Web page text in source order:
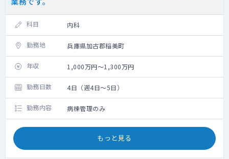
科目 内科
勤務地 兵庫県加古郡稲美町
年収 1,000万円～1,300万円
勤務日数 4日（週4日～5日）
勤務内容 病棟管理のみ
もっと見る